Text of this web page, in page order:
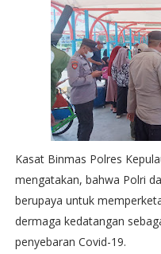
Kasat Binmas Polres
mengatakan, bahwa Polri
berupaya untuk
dermaga kedatangan
penyebaran Covid-19.